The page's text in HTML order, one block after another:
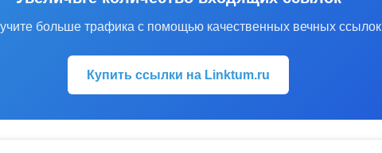
больше трафика с помощью качественных вечных ссылок
Купить ссылки на Linktum.ru